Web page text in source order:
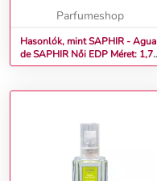
Parfumeshop
Hasonlók, mint SAPHIR - Agua
de SAPHIR Női EDP Méret: 1,75
ml